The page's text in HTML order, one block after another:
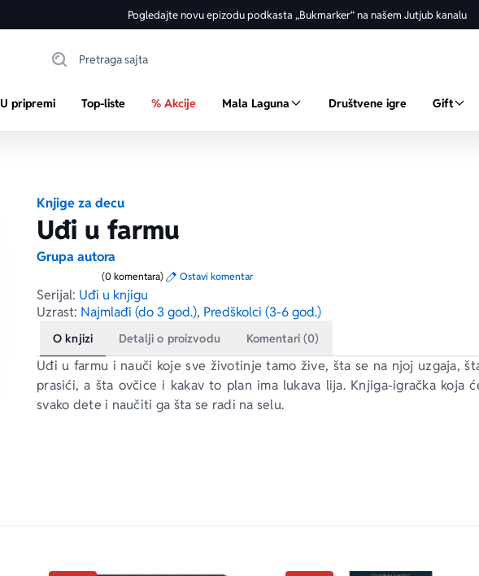
Pogledajte novu epizodu podkasta „Bukmarker“ na našem Jutjub kanalu
U pripremi Top-liste % Akcije Mala Laguna Društvene igre Gift
Knjige za decu
Uđi u farmu
Grupa autora
(0 komentara) Ostavi komentar
Serijal: Uđi u knjigu
Uzrast: Najmlađi (do 3 god.), Predškolci (3-6 god.)
O knjizi Detalji o proizvodu Komentari (0)
Uđi u farmu i nauči koje sve životinje tamo žive, šta se na njoj uzgaja,
prasići, a šta ovčice i kakav to plan ima lukava lija. Knjiga-igračka koja
svako dete i naučiti ga šta se radi na selu.